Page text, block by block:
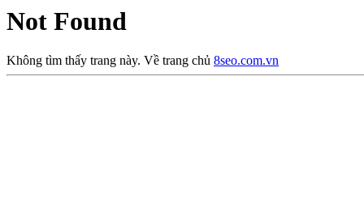
Not Found
Không tìm thấy trang này. Về trang chủ 8seo.com.vn